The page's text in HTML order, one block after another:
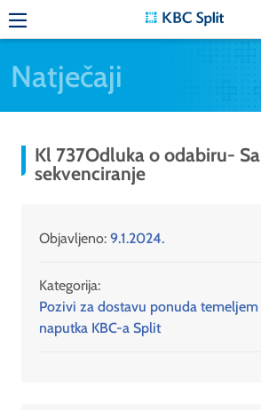
Natječaji
Kl 737Odluka o odabiru-
sekvenciranje
Objavljeno: 9.1.2024.
Kategorija:
Pozivi za dostavu ponuda
naputka KBC-a Split